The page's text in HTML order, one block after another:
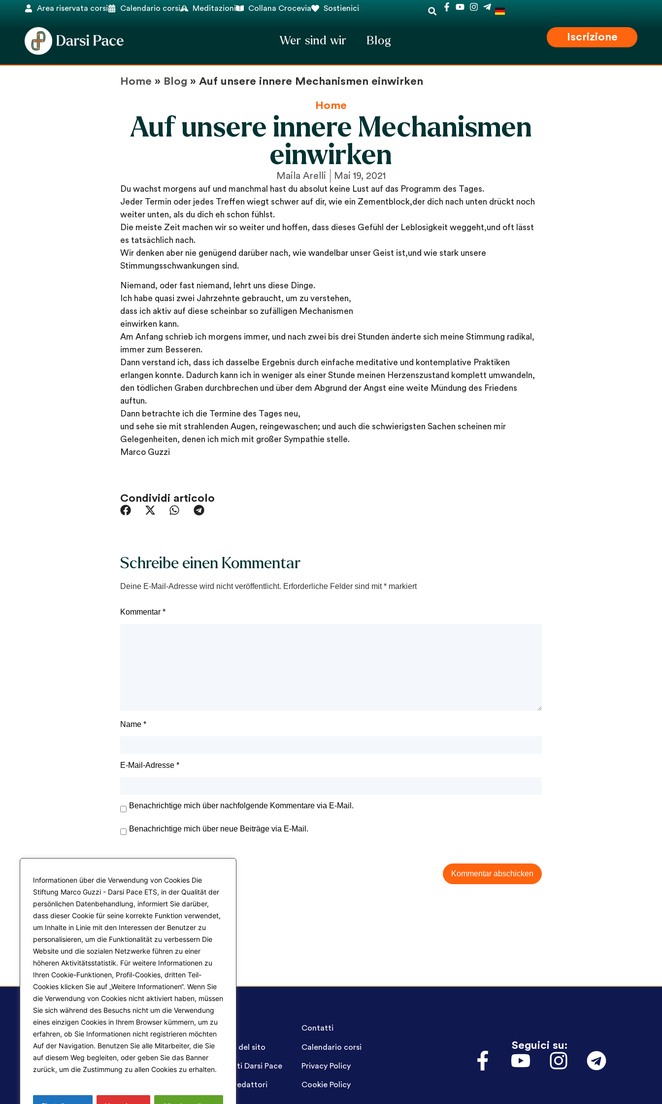
Informationen über die Verwendung von Cookies Die
Stiftung Marco Guzzi - Darsi Pace ETS, in der Qualität der
persönlichen Datenbehandlung, informiert Sie darüber,
dass dieser Cookie für seine korrekte Funktion verwendet,
um Inhalte in Linie mit den Interessen der Benutzer zu
personalisieren, um die Funktionalität zu verbessern Die
Website und die sozialen Netzwerke führen zu einer
höheren Aktivitätsstatistik. Für weitere Informationen zu
Ihren Cookie-Funktionen, Profil-Cookies, dritten Teil-
Cookies klicken Sie auf „Weitere Informationen“. Wenn Sie
die Verwendung von Cookies nicht aktiviert haben, müssen
Sie sich während des Besuchs nicht um die Verwendung
eines einzigen Cookies in Ihrem Browser kümmern, um zu
erfahren, ob Sie Informationen nicht registrieren möchten
Auf der Navigation. Benutzen Sie alle Mitarbeiter, die Sie
auf diesem Weg begleiten, oder geben Sie das Banner
zurück, um die Zustimmung zu allen Cookies zu erhalten.
Area riservata corsi Calendario corsi Meditazioni Collana Crocevia Sostienici
Wer sind wir Blog Iscrizione
Home » Blog » Auf unsere innere Mechanismen einwirken
Home
Auf unsere innere Mechanismen
einwirken
Maila Arelli Mai 19, 2021
Du wachst morgens auf und manchmal hast du absolut keine Lust auf das Programm des Tages.
Jeder Termin oder jedes Treffen wiegt schwer auf dir, wie ein Zementblock,der dich nach unten drückt noch
weiter unten, als du dich eh schon fühlst.
Die meiste Zeit machen wir so weiter und hoffen, dass dieses Gefühl der Leblosigkeit weggeht,und oft lässt
es tatsächlich nach.
Wir denken aber nie genügend darüber nach, wie wandelbar unser Geist ist,und wie stark unsere
Stimmungsschwankungen sind.
Niemand, oder fast niemand, lehrt uns diese Dinge.
Ich habe quasi zwei Jahrzehnte gebraucht, um zu verstehen,
dass ich aktiv auf diese scheinbar so zufälligen Mechanismen
einwirken kann.
Am Anfang schrieb ich morgens immer, und nach zwei bis drei Stunden änderte sich meine Stimmung radikal,
immer zum Besseren.
Dann verstand ich, dass ich dasselbe Ergebnis durch einfache meditative und kontemplative Praktiken
erlangen konnte. Dadurch kann ich in weniger als einer Stunde meinen Herzenszustand komplett umwandeln,
den tödlichen Graben durchbrechen und über dem Abgrund der Angst eine weite Mündung des Friedens
auftun.
Dann betrachte ich die Termine des Tages neu,
und sehe sie mit strahlenden Augen, reingewaschen; und auch die schwierigsten Sachen scheinen mir
Gelegenheiten, denen ich mich mit großer Sympathie stelle.
Marco Guzzi
Condividi articolo
Schreibe einen Kommentar
Deine E-Mail-Adresse wird nicht veröffentlicht. Erforderliche Felder sind mit* markiert
Kommentar *
Name *
E-Mail-Adresse *
Benachrichtige mich über nachfolgende Kommentare via E-Mail.
Benachrichtige mich über neue Beiträge via E-Mail.
Liberazione interiore
Mappa del sito
Progetti Darsi Pace
Login redattori
Contatti
Calendario corsi
Privacy Policy
Cookie Policy
Seguici su: